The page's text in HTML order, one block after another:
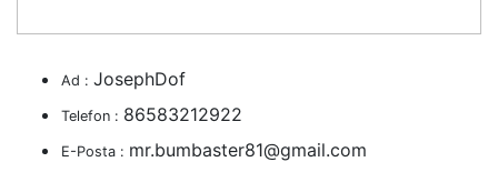
Ad : JosephDof
Telefon : 86583212922
E-Posta : mr.bumbaster81@gmail.com